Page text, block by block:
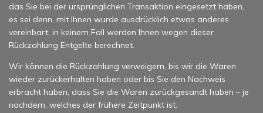
das Sie bei der ursprünglichen Transaktion eingesetzt haben,
es sei denn, mit Ihnen wurde ausdrücklich etwas anderes
vereinbart; in keinem Fall werden Ihnen wegen dieser
Rückzahlung Entgelte berechnet.
Wir können die Rückzahlung verweigern, bis wir die Waren
wieder zurückerhalten haben oder bis Sie den Nachweis
erbracht haben, dass Sie die Waren zurückgesandt haben – je
nachdem, welches der frühere Zeitpunkt ist.